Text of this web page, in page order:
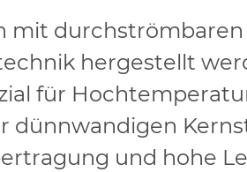
mit
hergestellt
für
dünnwandigen
und hohe